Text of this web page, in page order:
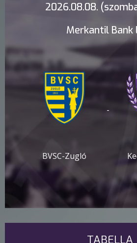
2026.08.08.
Merkantil Bank
BVSC-Zugló
-
TABELLA